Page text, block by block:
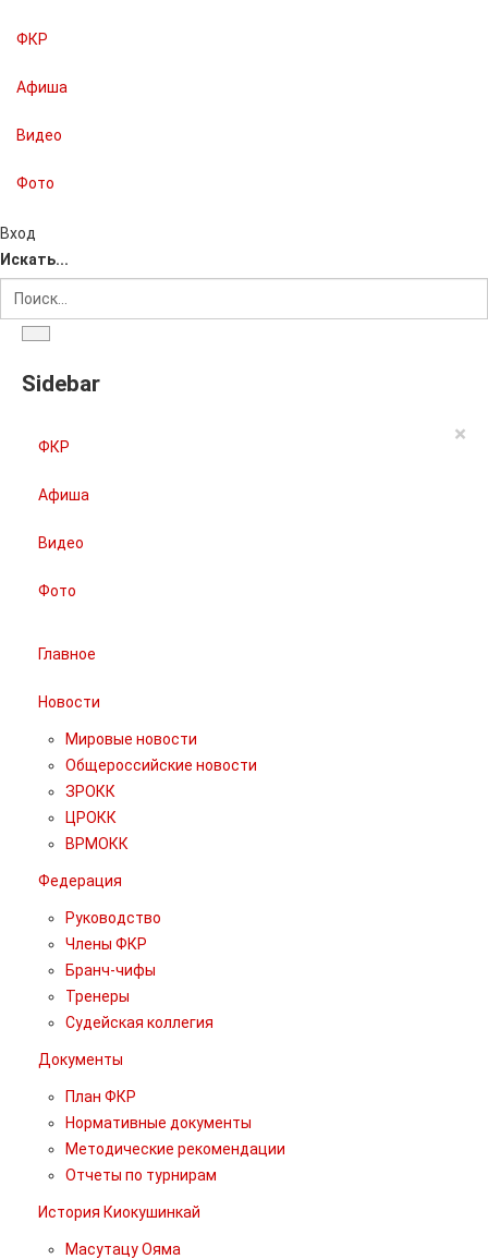
ФКР
Афиша
Видео
Фото
Вход
Искать...
Sidebar
×
ФКР
Афиша
Видео
Фото
Главное
Новости
Мировые новости
Общероссийские новости
ЗРОКК
ЦРОКК
ВРМОКК
Федерация
Руководство
Члены ФКР
Бранч-чифы
Тренеры
Судейская коллегия
Документы
План ФКР
Нормативные документы
Методические рекомендации
Отчеты по турнирам
История Киокушинкай
Масутацу Ояма